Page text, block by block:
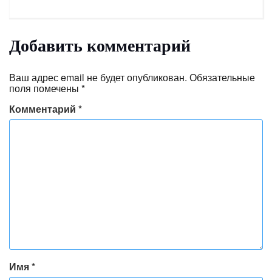
Добавить комментарий
Ваш адрес email не будет опубликован. Обязательные
поля помечены *
Комментарий *
Имя*